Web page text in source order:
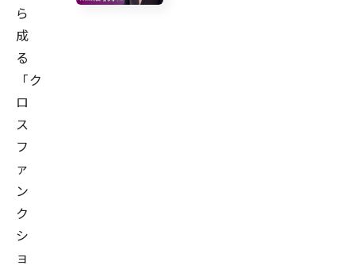
ら
成
る
「ク
ロ
ス
フ
ァ
ン
ク
シ
ョ